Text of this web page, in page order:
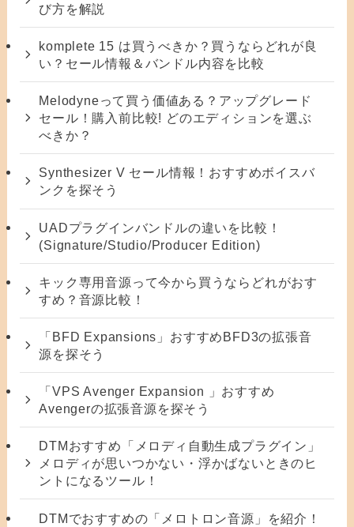
び方を解説
komplete 15 は買うべきか？買うならどれが良
い？セール情報＆バンドル内容を比較
Melodyneって買う価値ある？アップグレード
セール！購入前比較! どのエディションを選ぶ
べきか？
Synthesizer V セール情報！おすすめボイスバ
ンクを探そう
UADプラグインバンドルの違いを比較！
(Signature/Studio/Producer Edition)
キック専用音源って今から買うならどれがおす
すめ？音源比較！
「BFD Expansions」おすすめBFD3の拡張音
源を探そう
「VPS Avenger Expansion 」おすすめ
Avengerの拡張音源を探そう
DTMおすすめ「メロディ自動生成プラグイン」
メロディが思いつかない・浮かばないときのヒ
ントになるツール！
DTMでおすすめの「メロトロン音源」を紹介！